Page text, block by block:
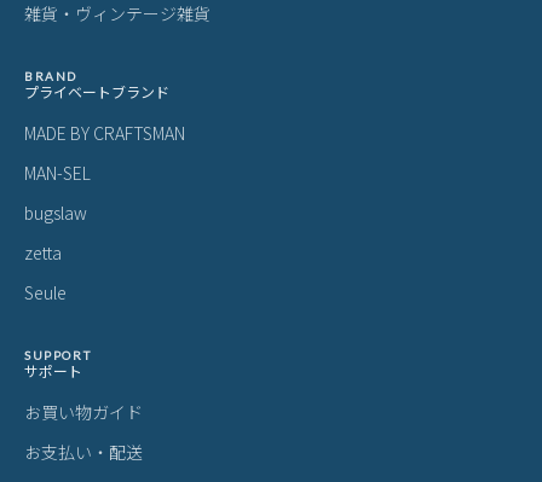
雑貨・ヴィンテージ雑貨
BRAND
プライベートブランド
MADE BY CRAFTSMAN
MAN-SEL
bugslaw
zetta
Seule
SUPPORT
サポート
お買い物ガイド
お支払い・配送